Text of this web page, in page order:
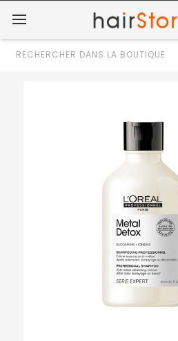
Rechercher